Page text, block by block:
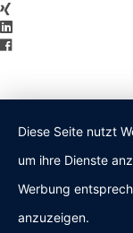
Diese Seite nutzt
um ihre Dienste
Werbung
anzuzeigen.